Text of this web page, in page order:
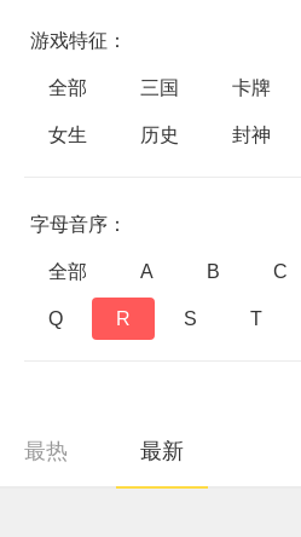
游戏特征：
全部 三国 卡牌
女生 历史 封神
字母音序：
全部 A B C
Q R S T
最热 最新